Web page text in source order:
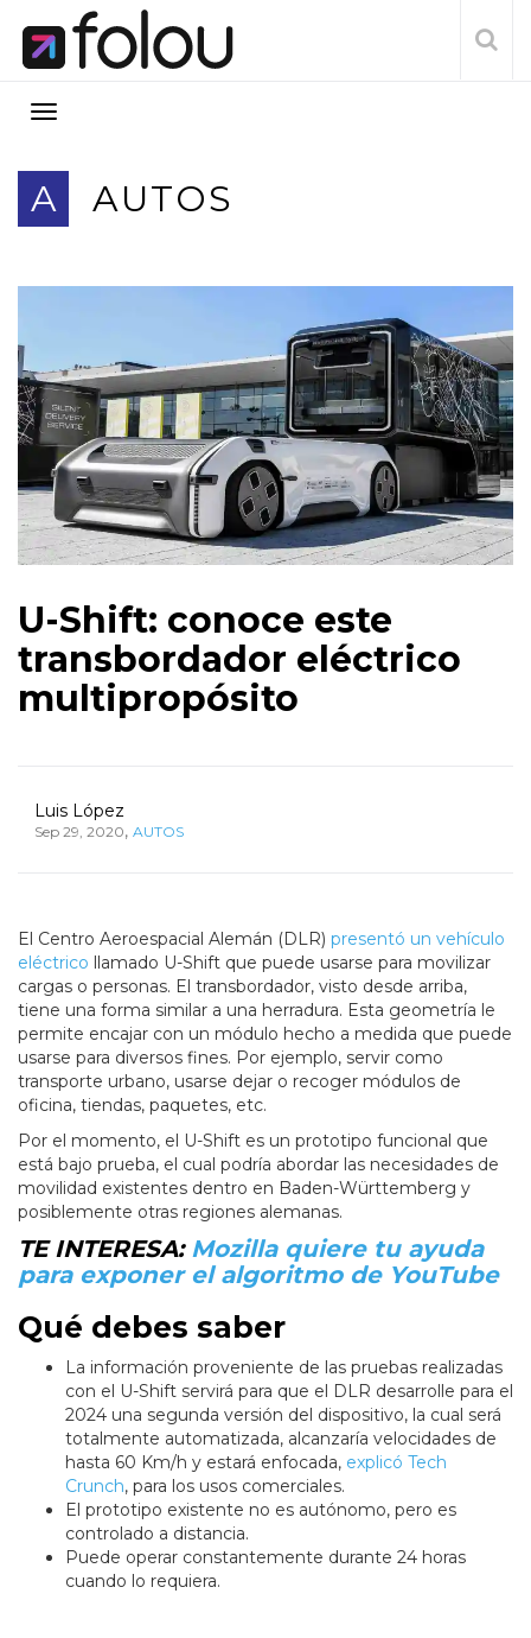
A AUTOS
U-Shift: conoce este
transbordador eléctrico
multipropósito
Luis López
Sep 29, 2020, AUTOS
El Centro Aeroespacial Alemán (DLR) presentó un vehículo
eléctrico llamado U-Shift que puede usarse para movilizar
cargas o personas. El transbordador, visto desde arriba,
tiene una forma similar a una herradura. Esta geometría le
permite encajar con un módulo hecho a medida que puede
usarse para diversos fines. Por ejemplo, servir como
transporte urbano, usarse dejar o recoger módulos de
oficina, tiendas, paquetes, etc.
Por el momento, el U-Shift es un prototipo funcional que
está bajo prueba, el cual podría abordar las necesidades de
movilidad existentes dentro en Baden-Württemberg y
posiblemente otras regiones alemanas.
TE INTERESA: Mozilla quiere tu ayuda
para exponer el algoritmo de YouTube
Qué debes saber
La información proveniente de las pruebas realizadas
con el U-Shift servirá para que el DLR desarrolle para el
2024 una segunda versión del dispositivo, la cual será
totalmente automatizada, alcanzaría velocidades de
hasta 60 Km/h y estará enfocada, explicó Tech
Crunch, para los usos comerciales.
El prototipo existente no es autónomo, pero es
controlado a distancia.
Puede operar constantemente durante 24 horas
cuando lo requiera.